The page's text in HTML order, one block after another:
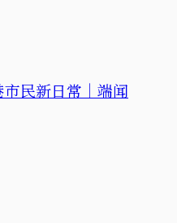
市民新日常｜端闻